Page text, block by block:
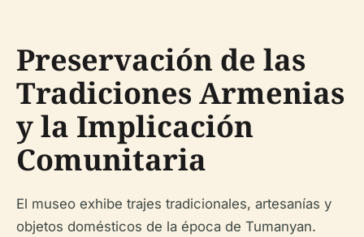
Preservación de las
Tradiciones Armenias
y la Implicación
Comunitaria
El museo exhibe trajes tradicionales, artesanías y
objetos domésticos de la época de Tumanyan.